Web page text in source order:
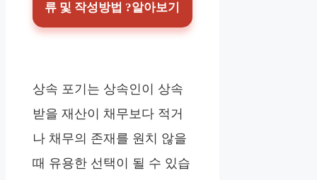
류 및 작성방법 ?알아보기
상속 포기는 상속인이 상속
받을 재산이 채무보다 적거
나 채무의 존재를 원치 않을
때 유용한 선택이 될 수 있습